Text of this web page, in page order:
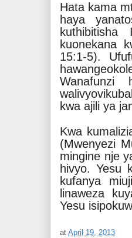
Hata kama
haya
kuonekana
15:1-5).
Wanafunzi
kwa ajili ya
Kwa
(Mwenyezi
mingine nje
hivyo. Yesu
kufanya
linaweza
Yesu
at April 19, 2013